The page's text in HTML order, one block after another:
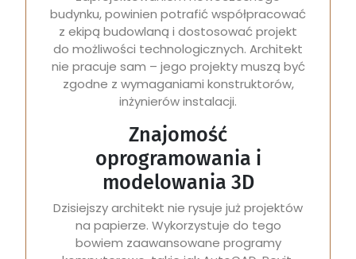
budynku, powinien potrafić współpracować
z ekipą budowlaną i dostosować projekt
do możliwości technologicznych. Architekt
nie pracuje sam – jego projekty muszą być
zgodne z wymaganiami konstruktorów,
inżynierów instalacji.
Znajomość
oprogramowania i
modelowania 3D
Dzisiejszy architekt nie rysuje już projektów
na papierze. Wykorzystuje do tego
bowiem zaawansowane programy